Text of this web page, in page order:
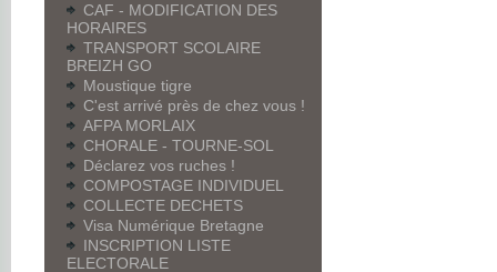
CAF - MODIFICATION DES
HORAIRES
TRANSPORT SCOLAIRE
BREIZH GO
Moustique tigre
C'est arrivé près de chez vous !
AFPA MORLAIX
CHORALE - TOURNE-SOL
Déclarez vos ruches !
COMPOSTAGE INDIVIDUEL
COLLECTE DECHETS
Visa Numérique Bretagne
INSCRIPTION LISTE
ELECTORALE